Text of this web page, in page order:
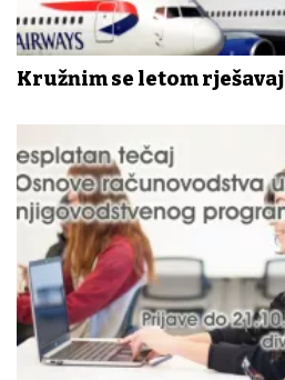
Kružnim se letom